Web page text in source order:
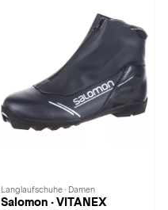
Langlaufschuhe · Damen
Salomon · VITANEX